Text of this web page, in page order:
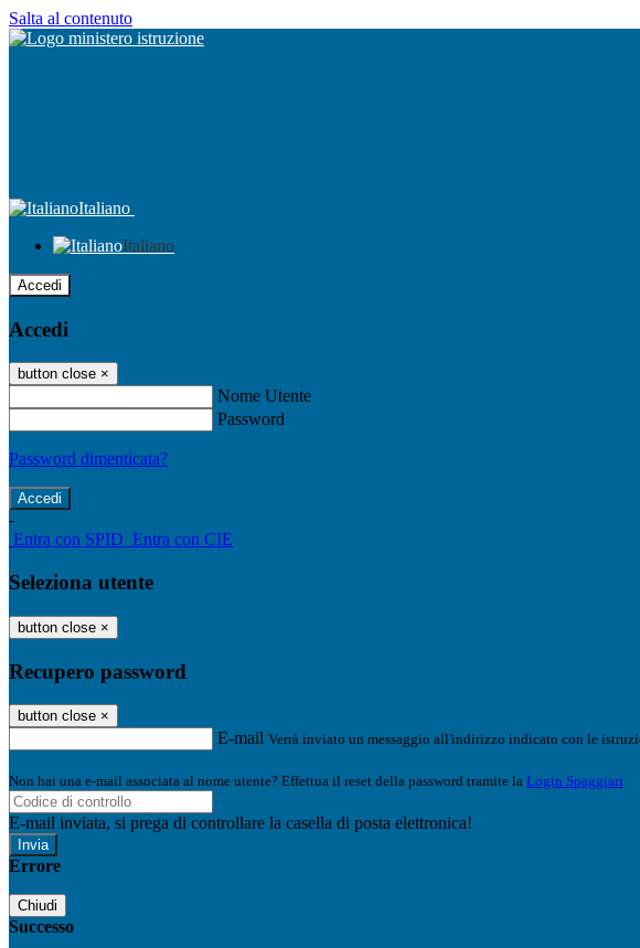
Salta al contenuto
Italiano
Italiano
Accedi
Accedi
button close ×
Nome Utente
Password
Password dimenticata?
-
Entra con SPID Entra con CIE
Seleziona utente
button close ×
Recupero password
button close ×
E-mail Verrà inviato un messaggio all'indirizzo indicato con le
Non hai una e-mail associata al nome utente? Effettua il reset della password tramite la Login Spaggiari
E-mail inviata, si prega di controllare la casella di posta elettronica!
Errore
Chiudi
Successo